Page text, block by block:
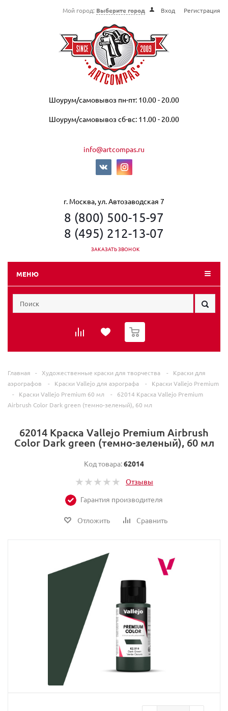
Мой город: Выберите город Вход Регистрация
Шоурум/самовывоз пн-пт: 10.00 - 20.00
Шоурум/самовывоз сб-вс: 11.00 - 20.00
info@artcompas.ru
г. Москва, ул. Автозаводская 7
8 (800) 500-15-97
8 (495) 212-13-07
ЗАКАЗАТЬ ЗВОНОК
МЕНЮ
0
Главная - Художественные краски для творчества -
Краски для
аэрографов
- Краски Vallejo для аэрографа -
Краски Vallejo Premium
-
Краски Vallejo Premium 60 мл -
62014 Краска Vallejo Premium
Airbrush Color Dark green (темно-зеленый), 60 мл
62014 Краска Vallejo Premium Airbrush
Color Dark green (темно-зеленый), 60 мл
Код товара:62014
Отзывы
Гарантия производителя
Отложить Сравнить